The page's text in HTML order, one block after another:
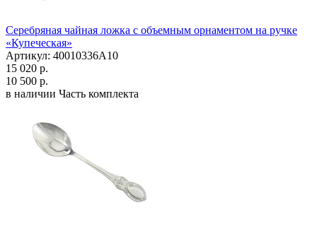
Серебряная чайная ложка с объемным орнаментом на ручке
«Купеческая»
Артикул: 40010336А10
15 020 р.
10 500 р.
в наличии Часть комплекта